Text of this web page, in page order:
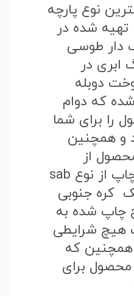
نوع پارچه
شده در
دار طوسی
ابری در
دوبله
که دوام
را برای شما
و همچنین
از
بهترین نوع مواد چاپ از نوع sab
کره جنوبی
چاپ شده به
شرایطی
که
محصول برای